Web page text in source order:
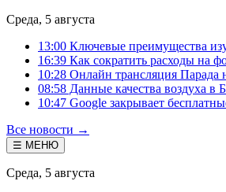
Среда, 5 августа
13:00 Ключевые преимущества
16:39 Как сократить расходы на
10:28 Онлайн трансляция Парада
08:58 Данные качества воздуха в
10:47 Google закрывает
Все новости →
☰ МЕНЮ
Среда, 5 августа